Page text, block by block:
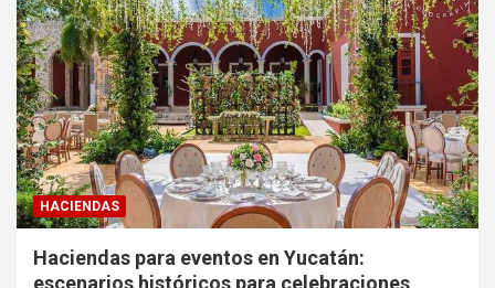
HACIENDAS
Haciendas para eventos en Yucatán: